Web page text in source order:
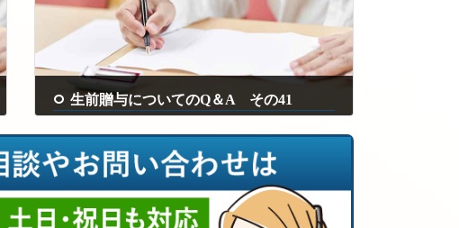
生前贈与についてのQ＆A その41
2025年2月12日